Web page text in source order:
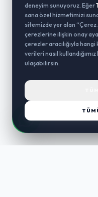
deneyim sunuyoruz. Eğer
sana özel hizmetimizi
sitemizde yer alan “Çerez
çerezlerine ilişkin onay
çerezler aracılığıyla
verileri nasıl kullandığımız
ulaşabilirsin.